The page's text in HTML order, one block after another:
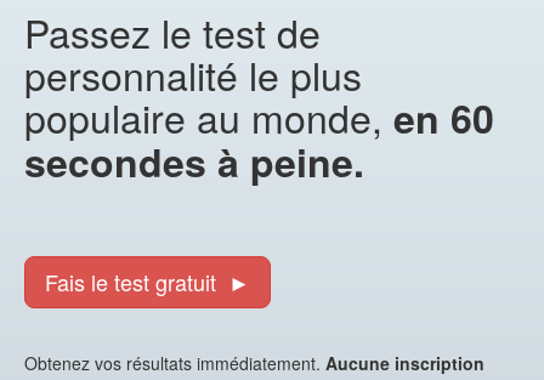
Passez le test de
personnalité le plus
populaire au monde, en 60
secondes à peine.
Fais le test gratuit ►
Obtenez vos résultats immédiatement. Aucune inscription